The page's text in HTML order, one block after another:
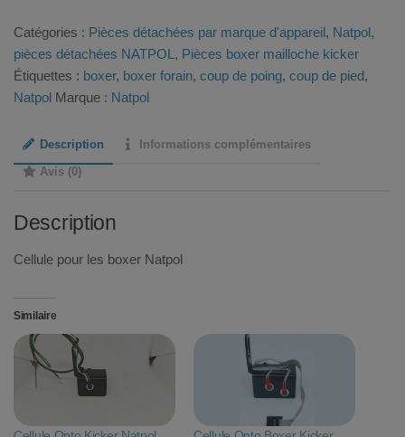
Opto
Boxer
Natpol
Catégories : Pièces détachées par marque d'appareil, Natpol,
pièces détachées NATPOL , Pièces boxer mailloche kicker
Étiquettes : boxer, boxer forain, coup de poing, coup de pied,
Natpol Marque : Natpol
Description
Informations complémentaires
Avis (0)
Description
Cellule pour les boxer Natpol
Similaire